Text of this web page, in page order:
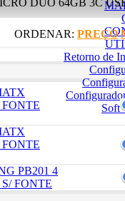
Retorno de
DUO 64GB 3C USB-
ORDENAR: PREÇO
PB201 4
FONTE